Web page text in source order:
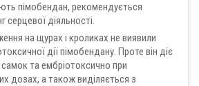
пімобендан, рекомендується
серцевої діяльності.
на щурах і кроликах не виявили
дії пімобендану. Проте він діє
самок та ембріотоксично при
дозах, а також виділяється з